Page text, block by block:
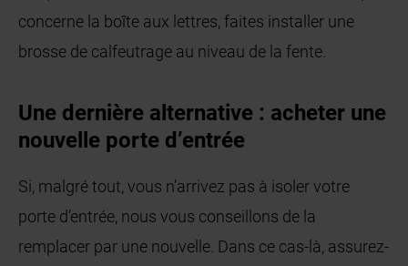
concerne la boîte aux lettres, faites installer une
brosse de calfeutrage au niveau de la fente.
Une dernière alternative : acheter une
nouvelle porte d’entrée
Si, malgré tout, vous n’arrivez pas à isoler votre
porte d’entrée, nous vous conseillons de la
remplacer par une nouvelle. Dans ce cas-là, assurez-